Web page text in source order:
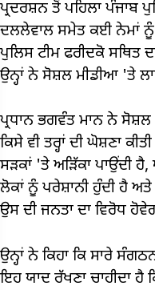
ਪ੍ਰਦਰਸ਼ਨ ਤੋਂ ਪਹਿਲਾ ਪੰਜਾਬ
ਦਲਲੇਵਾਲ ਸਮੇਤ ਕਈ ਨੇਮਾਂ ਨੂੰ
ਪੁਲਿਸ ਟੀਮ ਫਰੀਦਕੋ
ਉਨ੍ਹਾਂ ਨੇ ਸੋਸ਼ਲ ਮੀਡੀਆ 'ਤੇ
ਪ੍ਰਧਾਨ ਭਗਵੰਤ ਮਾਨ ਨੇ
ਕਿਸੇ ਵੀ ਤਰ੍ਹਾਂ ਦੀ ਘੋਸ਼ਣਾ
ਸੜਕਾਂ 'ਤੇ ਅੜਿੱਕਾ ਪਾਉਂਦੀ
ਲੋਕਾਂ ਨੂੰ ਪਰੇਸ਼ਾਨੀ ਹੁੰਦੀ ਹੈ ਅਤੇ
ਉਸ ਦੀ ਜਨਤਾ ਦਾ ਵਿਰੋਧ
ਉਨ੍ਹਾਂ ਨੇ ਕਿਹਾ ਕਿ ਸਾਰੇ
ਇਹ ਯਾਦ ਰੱਖਣਾ ਚਾਹੀਦਾ ਹੈ